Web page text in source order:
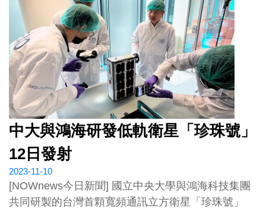
中大與鴻海研發低軌衛星「珍珠號」
12日發射
2023-11-10
[NOWnews今日新聞] 國立中央大學與鴻海科技集團
共同研製的台灣首顆寬頻通訊立方衛星「珍珠號」